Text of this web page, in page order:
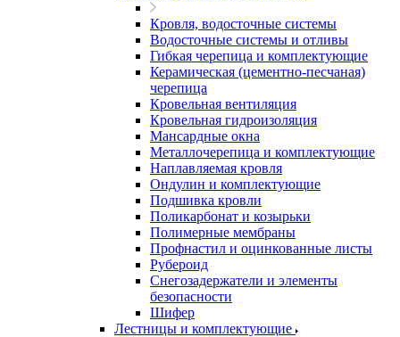
Кровля, водосточные системы
Водосточные системы и отливы
Гибкая черепица и комплектующие
Керамическая (цементно-песчаная)
черепица
Кровельная вентиляция
Кровельная гидроизоляция
Мансардные окна
Металлочерепица и комплектующие
Наплавляемая кровля
Ондулин и комплектующие
Подшивка кровли
Поликарбонат и козырьки
Полимерные мембраны
Профнастил и оцинкованные листы
Рубероид
Снегозадержатели и элементы
безопасности
Шифер
Лестницы и комплектующие